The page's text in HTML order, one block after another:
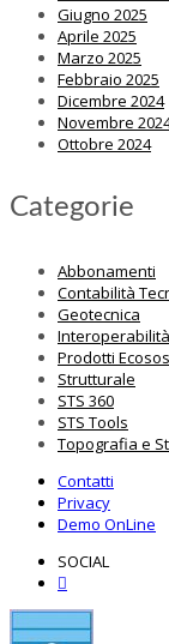
Giugno 2025
Aprile 2025
Marzo 2025
Febbraio 2025
Dicembre 2024
Novembre
Ottobre 2024
Categorie
Abbonamenti
Contabilità
Geotecnica
Interoperabilità
Prodotti
Strutturale
STS 360
STS Tools
Topografia e
Contatti
Privacy
Demo OnLine
SOCIAL